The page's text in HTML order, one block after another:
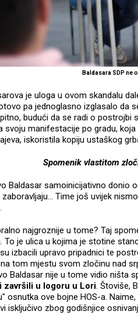
Baldasara SDP ne
je uloga u ovom skandalu
pa jednoglasno izglasalo da
budući da se radi o
svoju manifestacije po gradu, koja
iskoristila kopiju ustaškog
Spomenik vlastitom
Baldasar samoinicijativno donio
Time još uvijek
najgroznije u tome? Taj
To je ulica u kojima je stotine
izbacili upravo pripadnici te
tom mjestu svom zločinu nad
Baldasar nije u tome vidio ništa
završili u logoru u Lori. Štoviše,
osnutka ove bojne HOS-a.
isključivo zbog godišnjice